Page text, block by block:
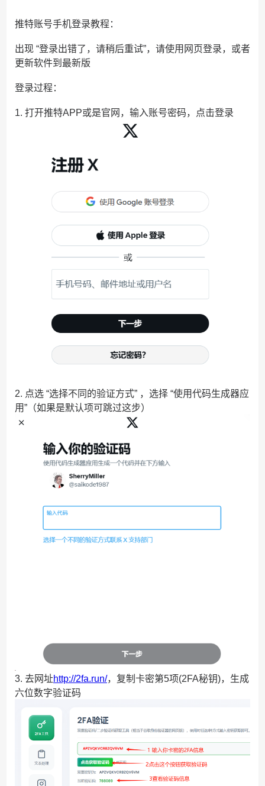
推特账号手机登录教程：
出现 “登录出错了，请稍后重试”，请使用网页登录，或者
更新软件到最新版
登录过程：
1. 打开推特APP或是官网，输入账号密码，点击登录
2. 点选 “选择不同的验证方式” ，选择 “使用代码生成器应
用”（如果是默认项可跳过这步）
3. 去网址http://2fa.run/，复制卡密第5项(2FA秘钥)，生成
六位数字验证码